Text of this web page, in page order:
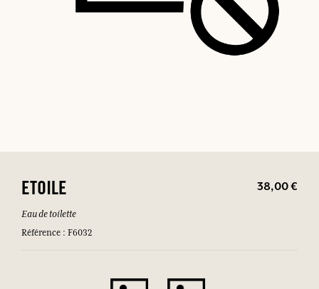
ETOILE 38,00 €
Eau de toilette
Référence : F6032